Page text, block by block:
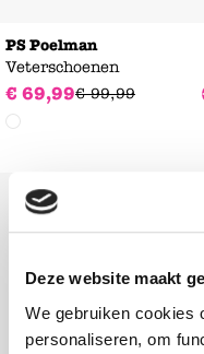
Deze website maakt
We gebruiken cookies
personaliseren, om
PS Poelman
Veterschoenen
€ 69,99€ 99,99